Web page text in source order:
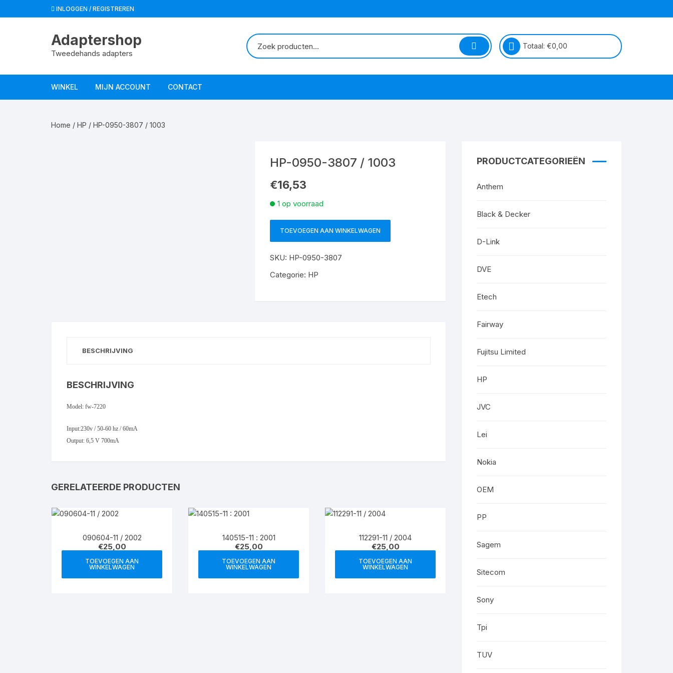
naar
INLOGGEN / REGISTREREN
Adaptershop
Tweedehands adapters
Totaal: €0,00
WINKEL MIJN ACCOUNT CONTACT
Home / HP / HP-0950-3807 / 1003
HP-0950-3807 / 1003
€16,53
1 op voorraad
HP-
3807
/
TOEVOEGEN AAN WINKELWAGEN
SKU: HP-0950-3807
Categorie: HP
BESCHRIJVING
BESCHRIJVING
Model: fw-7220
Input:230v / 50-60 hz / 60mA
Output: 6,5 V 700mA
GERELATEERDE PRODUCTEN
090604-11 / 2002
€25,00
TOEVOEGEN AAN
WINKELWAGEN
140515-11 : 2001
€25,00
TOEVOEGEN AAN
WINKELWAGEN
112291-11 / 2004
€25,00
TOEVOEGEN AAN
WINKELWAGEN
PRODUCTCATEGORIEËN
Anthem
Black & Decker
D-Link
DVE
Etech
Fairway
Fujitsu Limited
HP
JVC
Lei
Nokia
OEM
PP
Sagem
Sitecom
Sony
Tpi
TUV